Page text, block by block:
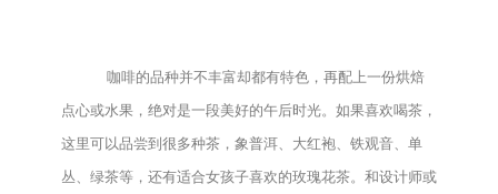
咖啡的品种并不丰富却都有特色，再配上一份烘焙
点心或水果，绝对是一段美好的午后时光。如果喜欢喝茶，
这里可以品尝到很多种茶，象普洱、大红袍、铁观音、单
丛、绿茶等，还有适合女孩子喜欢的玫瑰花茶。和设计师或